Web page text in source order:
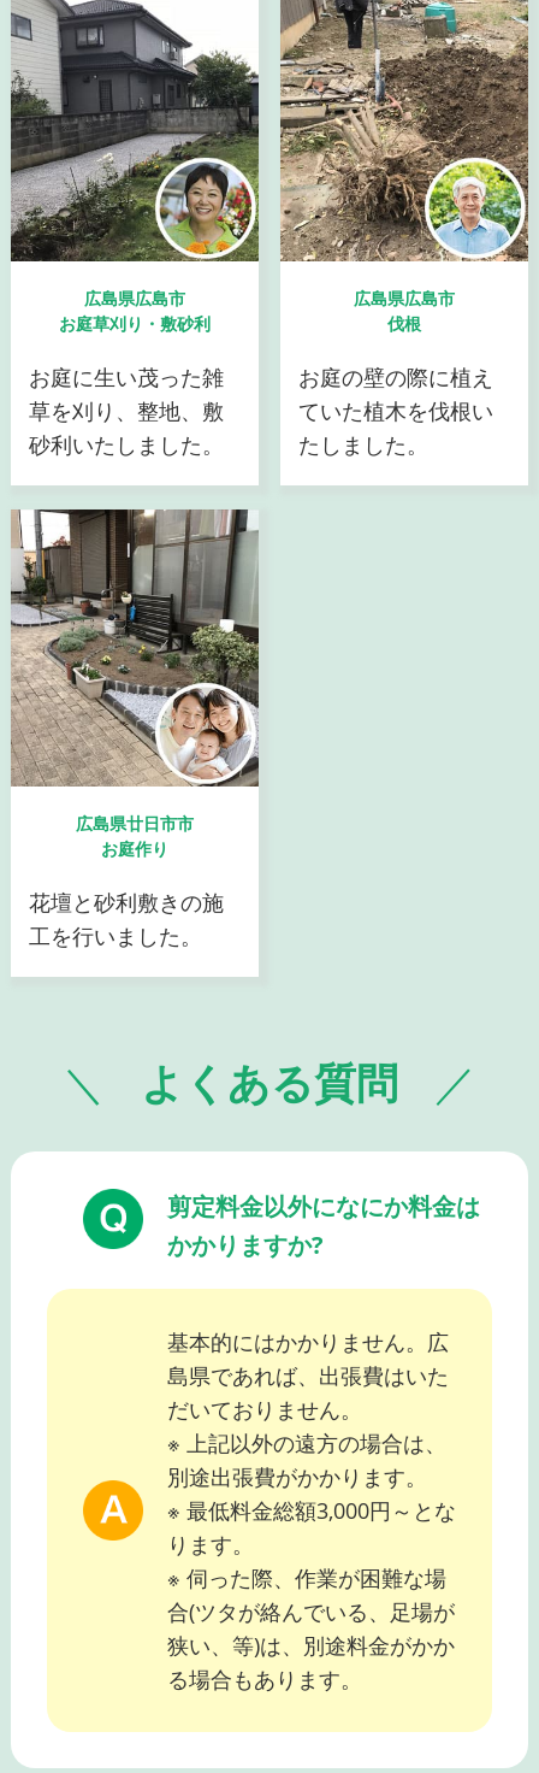
広島県広島市
お庭草刈り・敷砂利
お庭に生い茂った雑
草を刈り、整地、敷
砂利いたしました。
広島県広島市
伐根
お庭の壁の際に植え
ていた植木を伐根い
たしました。
広島県廿日市市
お庭作り
花壇と砂利敷きの施
工を行いました。
よくある質問
剪定料金以外になにか料金は
かかりますか?
基本的にはかかりません。広
島県であれば、出張費はいた
だいておりません。
※ 上記以外の遠方の場合は、
別途出張費がかかります。
※ 最低料金総額3,000円～とな
ります。
※ 伺った際、作業が困難な場
合(ツタが絡んでいる、足場が
狭い、等)は、別途料金がかか
る場合もあります。